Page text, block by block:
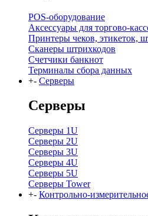
POS-оборудование
Аксессуары для торгово-
Принтеры чеков, этикеток,
Сканеры штрихкодов
Счетчики банкнот
Терминалы сбора данных
+- Серверы
Серверы
Серверы 1U
Серверы 2U
Серверы 3U
Серверы 4U
Серверы 5U
Серверы Tower
+- Контрольно-